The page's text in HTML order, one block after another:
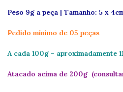
Peso 9g a peça | Tamanho: 5 x
Pedido mínimo de 05 peças
A cada 100g – aproximadamente
Atacado acima de 200g